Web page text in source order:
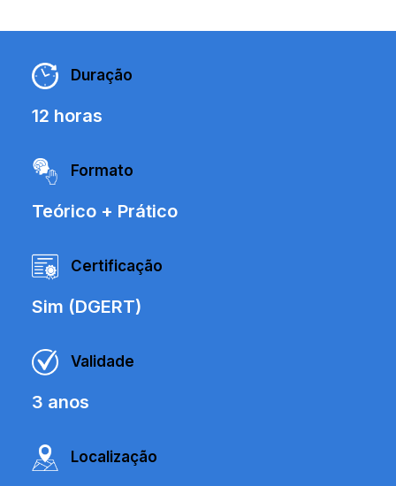
Duração
12 horas
Formato
Teórico + Prático
Certificação
Sim (DGERT)
Validade
3 anos
Localização